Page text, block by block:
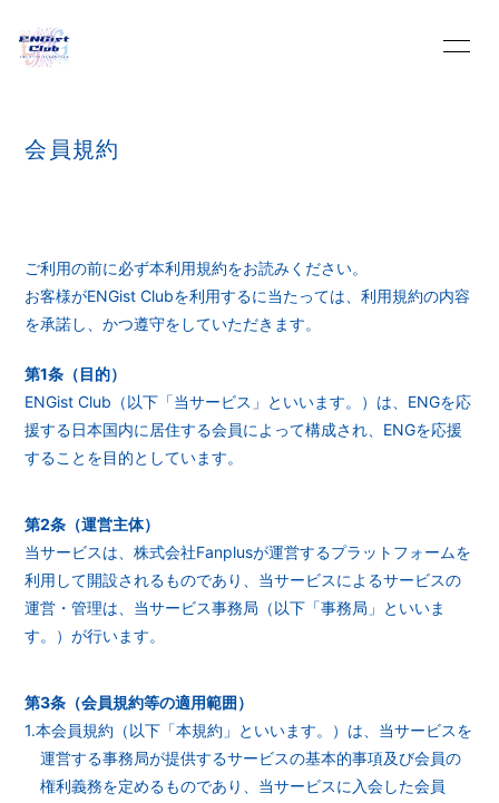
BLOG MOVIE
PHOTO Q&A
Streaming
会員登録
会員規約
ご利用の前に必ず本利用規約をお読みください。
お客様がENGist Clubを利用するに当たっては、利用規約の内容
を承諾し、かつ遵守をしていただきます。
第1条（目的）
ENGist Club（以下「当サービス」といいます。）は、ENGを応
援する日本国内に居住する会員によって構成され、ENGを応援
することを目的としています。
第2条（運営主体）
当サービスは、株式会社Fanplusが運営するプラットフォームを
利用して開設されるものであり、当サービスによるサービスの
運営・管理は、当サービス事務局（以下「事務局」といいま
す。）が行います。
第3条（会員規約等の適用範囲）
1.本会員規約（以下「本規約」といいます。）は、当サービスを
運営する事務局が提供するサービスの基本的事項及び会員の
権利義務を定めるものであり、当サービスに入会した会員